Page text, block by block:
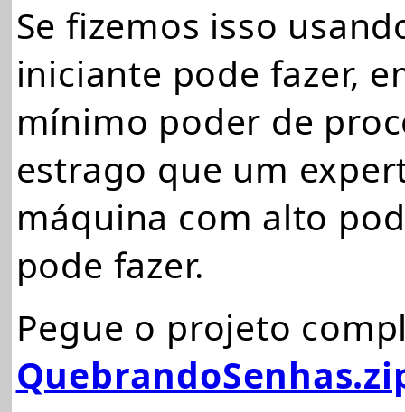
Se fizemos isso
iniciante pode fazer,
mínimo poder de
estrago que um
máquina com alto
pode fazer.
Pegue o projeto